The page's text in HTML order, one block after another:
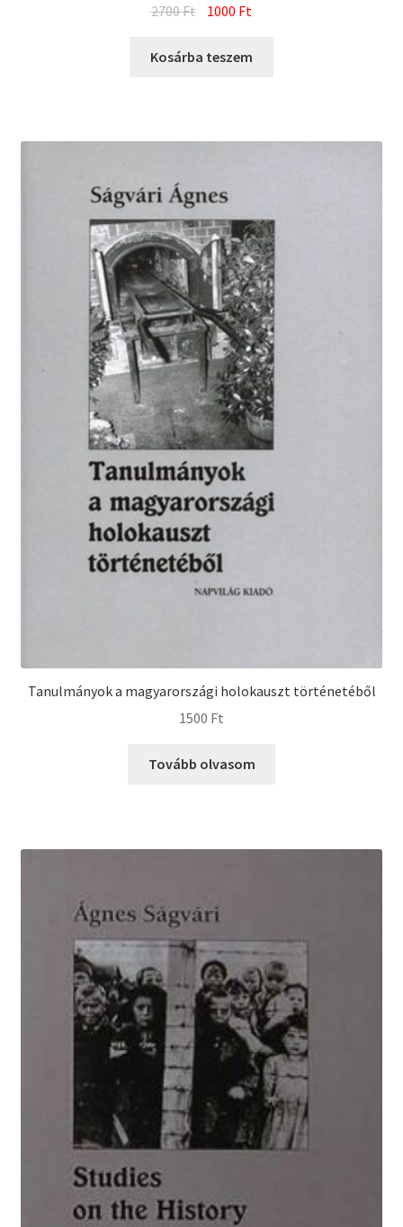
2700Ft Original
was:
1000 Ft
is:
Kosárba teszem
Tanulmányok a magyarországi holokauszt történetéből
1500 Ft
Tovább olvasom